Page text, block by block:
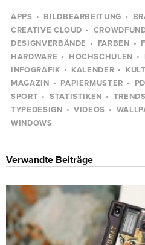
APPS BILDBEARBEITUNG
CREATIVE CLOUD
DESIGNVERBÄNDE
FARBEN
HARDWARE
HOCHSCHULEN
INFOGRAFIK
KALENDER
MAGAZIN
PAPIERMUSTER
SPORT
STATISTIKEN TRENDS
TYPEDESIGN
VIDEOS
WINDOWS
Verwandte Beiträge